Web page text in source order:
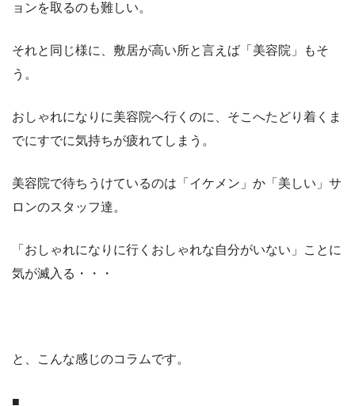
ョンを取るのも難しい。
それと同じ様に、敷居が高い所と言えば「美容院」もそ
う。
おしゃれになりに美容院へ行くのに、そこへたどり着くま
でにすでに気持ちが疲れてしまう。
美容院で待ちうけているのは「イケメン」か「美しい」サ
ロンのスタッフ達。
「おしゃれになりに行くおしゃれな自分がいない」ことに
気が滅入る・・・
と、こんな感じのコラムです。
■